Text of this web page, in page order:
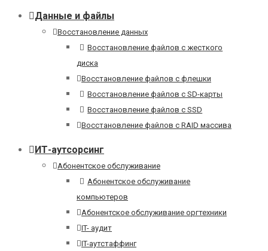
Данные и файлы
Восстановление данных
Восстановление файлов с жесткого
диска
Восстановление файлов с флешки
Восстановление файлов с SD-карты
Восстановление файлов с SSD
Восстановление файлов с RAID массива
ИТ-аутсорсинг
Абонентское обслуживание
Абонентское обслуживание
компьютеров
Абонентское обслуживание оргтехники
IT- аудит
IT-аутстаффинг